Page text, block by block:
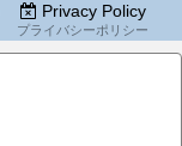
Privacy Policy
プライバシーポリシー